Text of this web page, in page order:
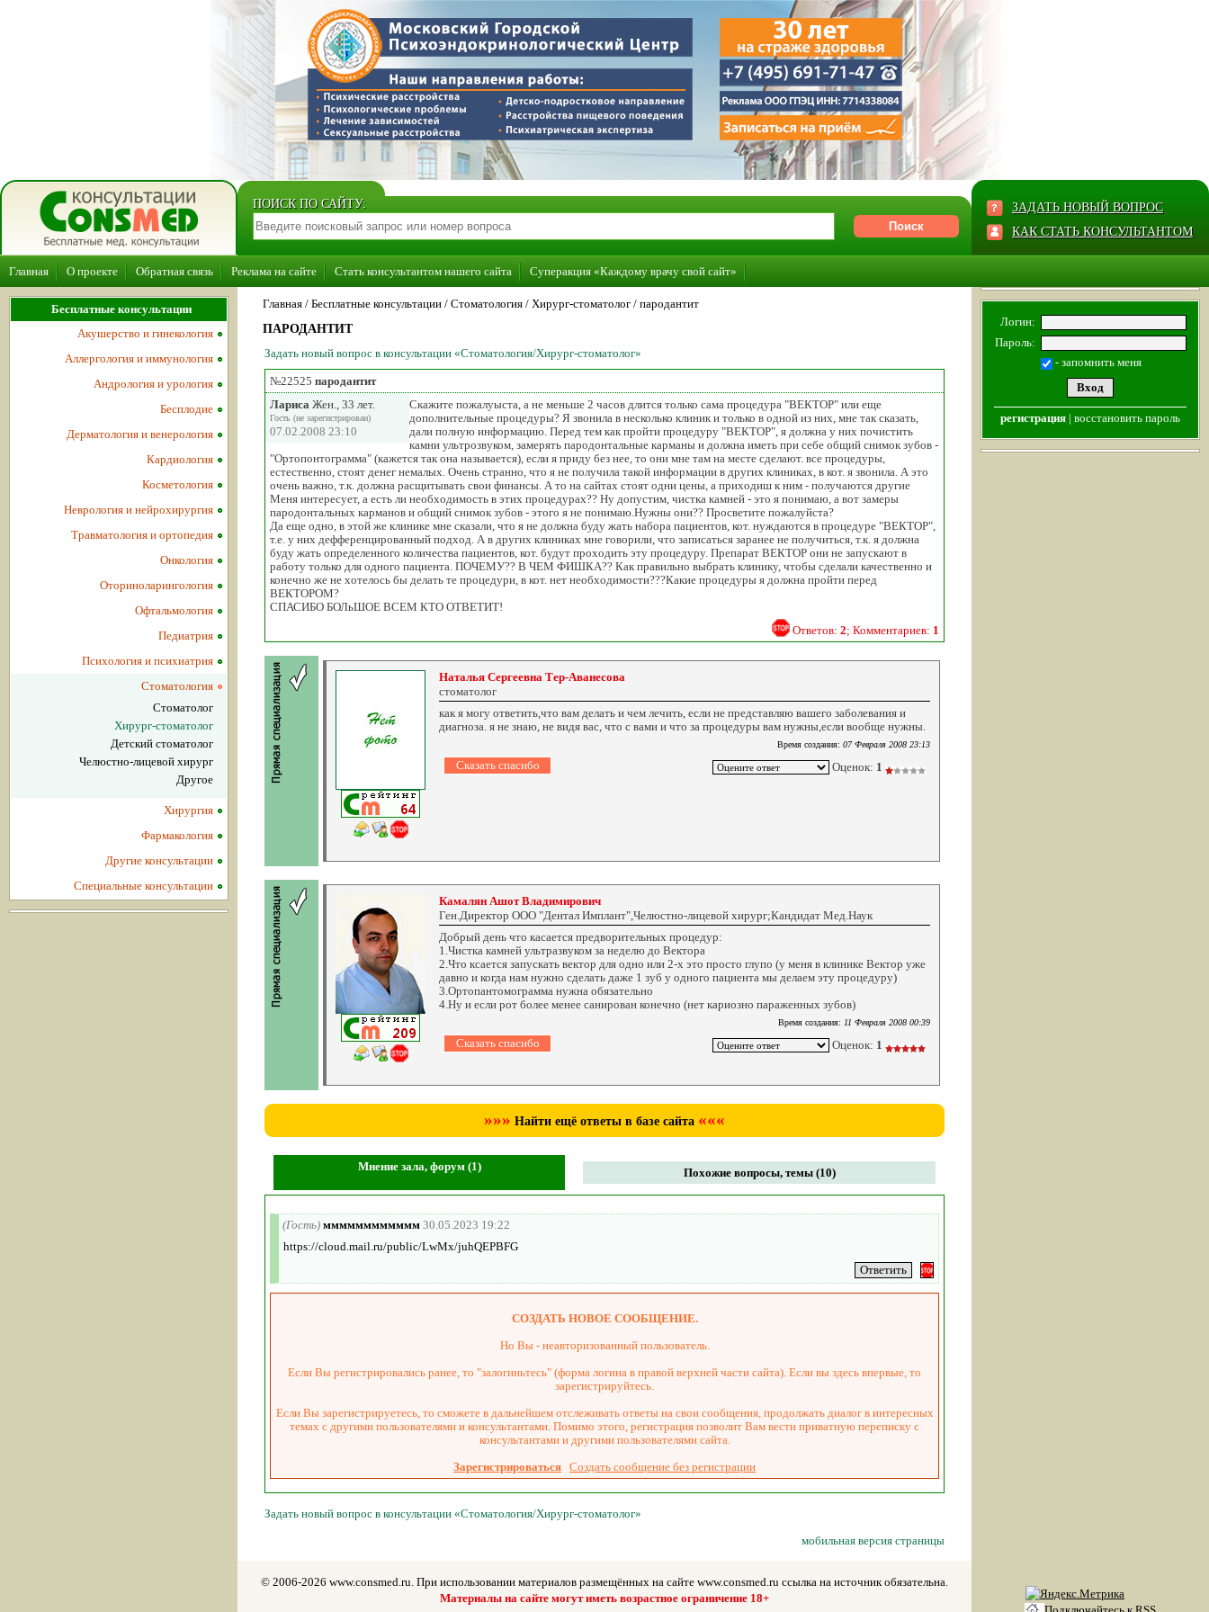
ПОИСК ПО САЙТУ:
ЗАДАТЬ НОВЫЙ ВОПРОС
КАК СТАТЬ КОНСУЛЬТАНТОМ
Главная О проекте Обратная связь Реклама на сайте Стать консультантом нашего сайта Суперакция «Каждому врачу свой сайт»
Главная / Бесплатные консультации / Стоматология / Хирург-стоматолог / пародантит
ПАРОДАНТИТ
Задать новый вопрос в консультации «Стоматология/Хирург-стоматолог»
№22525 пародантит
Лариса Жен., 33 лет.
Гость (не зарегистрирован)
07.02.2008 23:10
Скажите пожалуыста, а не меньше 2 часов длится только сама процедура "ВЕКТОР" или еще
дополнительные процедуры? Я звонила в несколько клиник и только в одной из них, мне так сказать,
дали полную информацию. Перед тем как пройти процедуру "ВЕКТОР", я должна у них почистить
камни ультрозвуком, замерять пародонтальные карманы и должна иметь при себе общий снимок зубов -
"Ортопонтограмма" (кажется так она называется), если я приду без нее, то они мне там на месте сделают. все процедуры,
естественно, стоят денег немалых. Очень странно, что я не получила такой информации в других клиниках, в кот. я звонила. А это
очень важно, т.к. должна расщитывать свои финансы. А то на сайтах стоят одни цены, а приходиш к ним - получаются другие
Меня интересует, а есть ли необходимость в этих процедурах?? Ну допустим, чистка камней - это я понимаю, а вот замеры
пародонтальных карманов и общий снимок зубов - этого я не понимаю.Нужны они?? Просветите пожалуйста?
Да еще одно, в этой же клинике мне сказали, что я не должна буду жать набора пациентов, кот. нуждаются в процедуре "ВЕКТОР",
т.е. у них дефференцированный подход. А в других клиниках мне говорили, что записаться заранее не получиться, т.к. я должна
буду жать определенного количества пациентов, кот. будут проходить эту процедуру. Препарат ВЕКТОР они не запускают в
работу только для одного пациента. ПОЧЕМУ?? В ЧЕМ ФИШКА?? Как правильно выбрать клинику, чтобы сделали качественно и
конечно же не хотелось бы делать те процедури, в кот. нет необходимости???Какие процедуры я должна пройти перед
ВЕКТОРОМ?
СПАСИБО БОЛьШОЕ ВСЕМ КТО ОТВЕТИТ!
Ответов: 2; Комментариев: 1
Наталья Сергеевна Тер-Аванесова
стоматолог
как я могу ответить,что вам делать и чем лечить, если не представляю вашего заболевания и
диагноза. я не знаю, не видя вас, что с вами и что за процедуры вам нужны,если вообще нужны.
Время создания: 07 Февраля 2008 23:13
Оценок: 1
Камалян Ашот Владимирович
Ген.Директор ООО "Дентал Имплант",Челюстно-лицевой хирург;Кандидат Мед.Наук
Добрый день что касается предворительных процедур:
1.Чистка камней ультразвуком за неделю до Вектора
2.Что ксается запускать вектор для одно или 2-х это просто глупо (у меня в клинике Вектор уже
давно и когда нам нужно сделать даже 1 зуб у одного пациента мы делаем эту процедуру)
3.Ортопантомограмма нужна обязательно
4.Ну и если рот более менее санирован конечно (нет кариозно параженных зубов)
Время создания: 11 Февраля 2008 00:39
Оценок: 1
»»» Найти ещё ответы в базе сайта «««
Мнение зала, форум (1) Похожие вопросы, темы (10)
(Гость) мммммммммммм 30.05.2023 19:22
https://cloud.mail.ru/public/LwMx/juhQEPBFG
СОЗДАТЬ НОВОЕ СООБЩЕНИЕ.
Но Вы - неавторизованный пользователь.
Если Вы регистрировались ранее, то "залогиньтесь" (форма логина в правой верхней части сайта). Если вы здесь впервые, то
зарегистрируйтесь.
Если Вы зарегистрируетесь, то сможете в дальнейшем отслеживать ответы на свои сообщения, продолжать диалог в интересных
темах с другими пользователями и консультантами. Помимо этого, регистрация позволит Вам вести приватную переписку с
консультантами и другими пользователями сайта.
Зарегистрироваться Создать сообщение без регистрации
Задать новый вопрос в консультации «Стоматология/Хирург-стоматолог»
мобильная версия страницы
Бесплатные консультации
Акушерство и гинекология
Аллергология и иммунология
Андрология и урология
Бесплодие
Дерматология и венерология
Кардиология
Косметология
Неврология и нейрохирургия
Травматология и ортопедия
Онкология
Оториноларингология
Офтальмология
Педиатрия
Психология и психиатрия
Стоматология
Стоматолог
Хирург-стоматолог
Детский стоматолог
Челюстно-лицевой хирург
Другое
Хирургия
Фармакология
Другие консультации
Специальные консультации
Логин:
Пароль:
- запомнить меня
регистрация | восстановить пароль
© 2006-2026 www.consmed.ru. При использовании материалов размещённых на сайте www.consmed.ru ссылка на источник обязательна.
Материалы на сайте могут иметь возрастное ограничение 18+